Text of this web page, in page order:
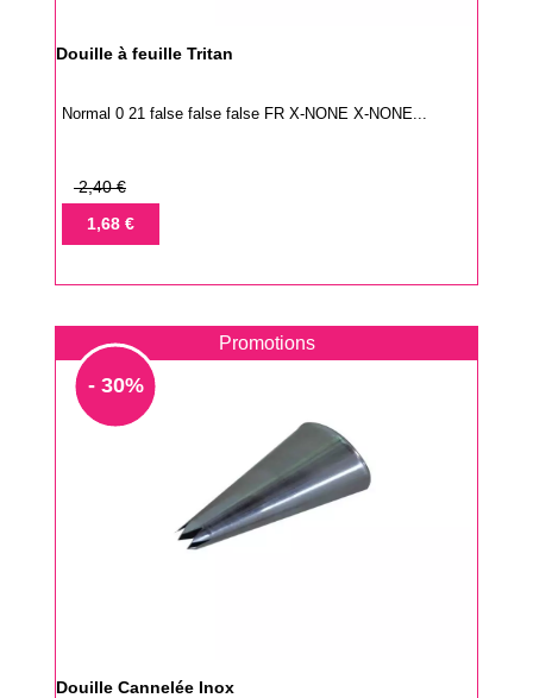
Douille à feuille Tritan
Normal 0 21 false false false FR X-NONE X-NONE...
Prix
base
2,40 €
Prix1,68 €
Promotions
- 30%
Douille Cannelée Inox